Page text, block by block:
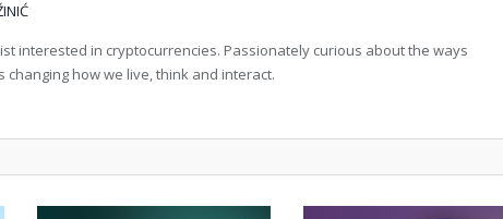
interested in cryptocurrencies. Passionately curious about the ways
changing how we live, think and interact.